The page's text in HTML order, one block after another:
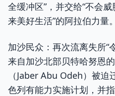
全缓冲区”，并交给“不会
来美好生活”的阿拉伯力量。
加沙民众：再次流离失所“
来自加沙北部贝特哈努恩
（Jaber Abu Odeh）被
色列有能力实施计划，并